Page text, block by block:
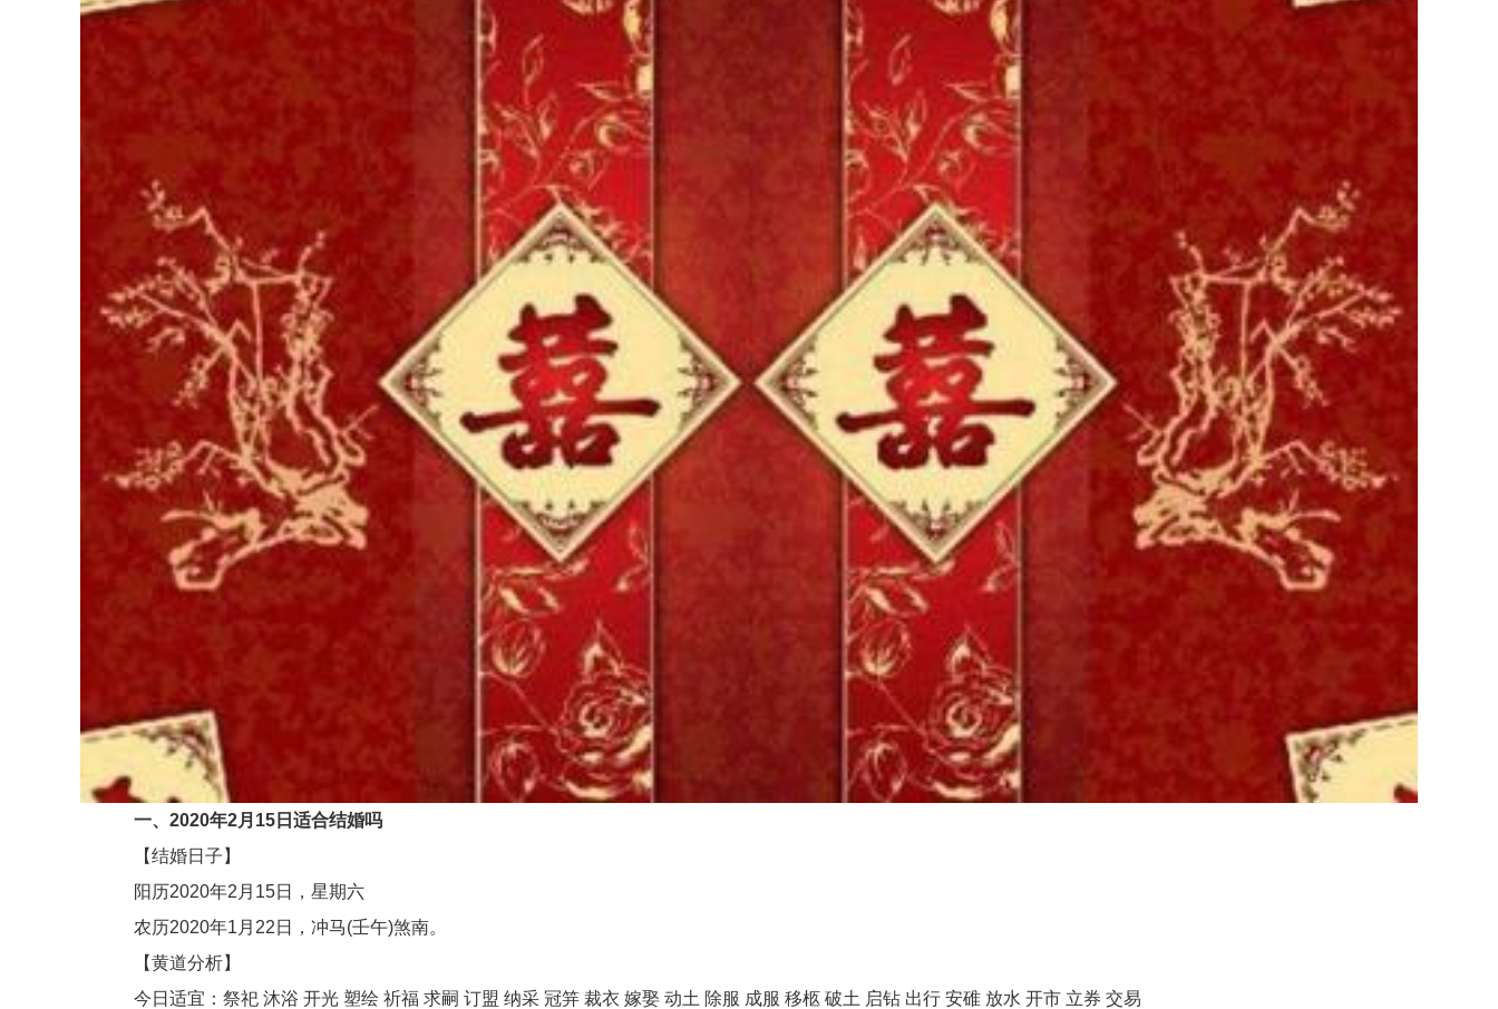
一、2020年2月15日适合结婚吗
【结婚日子】
阳历2020年2月15日，星期六
农历2020年1月22日，冲马(壬午)煞南。
【黄道分析】
今日适宜：祭祀 沐浴 开光 塑绘 祈福 求嗣 订盟 纳采 冠笄 裁衣 嫁娶 动土 除服 成服 移柩 破土 启钻 出行 安碓 放水 开市 立券 交易